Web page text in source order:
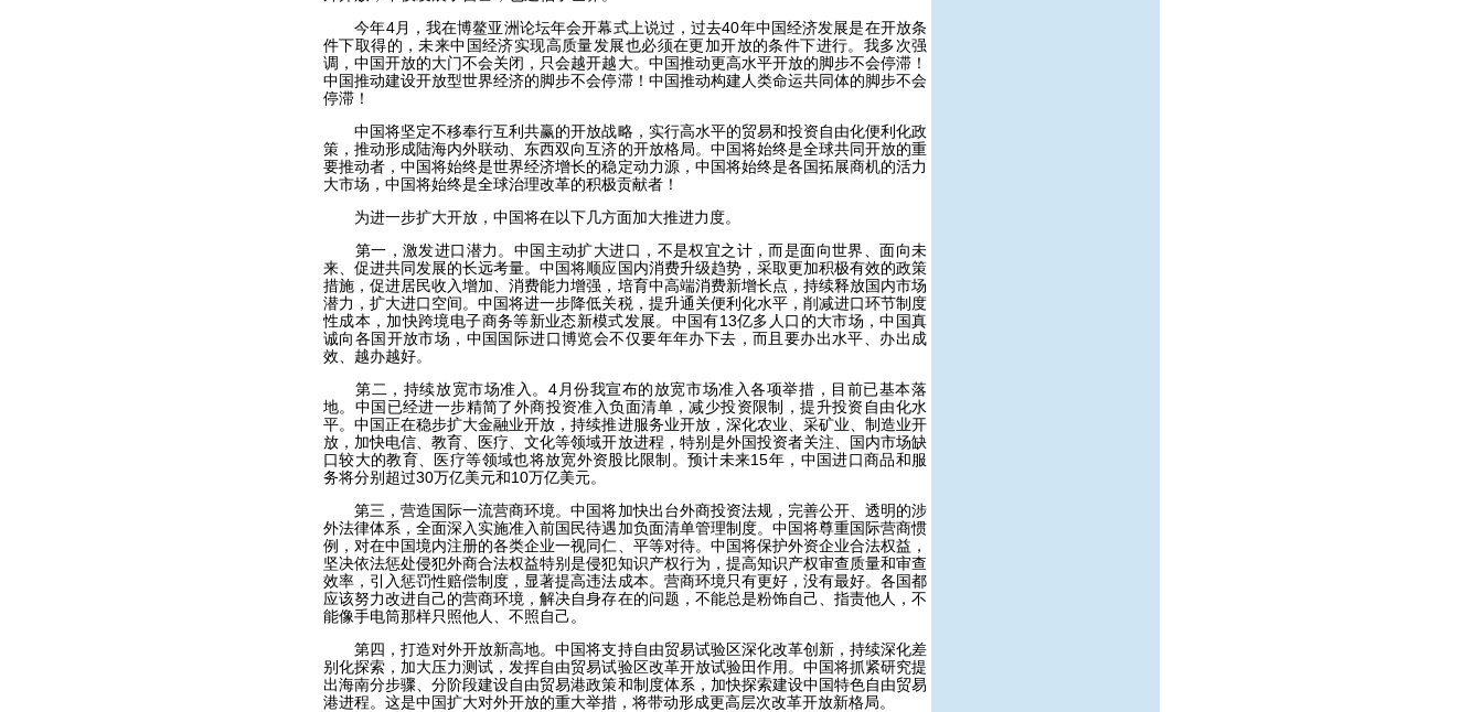
今年4月，我在博鳌亚洲论坛年会开幕式上说过，过去40年中国经济发展是在开放条
件下取得的，未来中国经济实现高质量发展也必须在更加开放的条件下进行。我多次强
调，中国开放的大门不会关闭，只会越开越大。中国推动更高水平开放的脚步不会停滞！
中国推动建设开放型世界经济的脚步不会停滞！中国推动构建人类命运共同体的脚步不会
停滞！
中国将坚定不移奉行互利共赢的开放战略，实行高水平的贸易和投资自由化便利化政
策，推动形成陆海内外联动、东西双向互济的开放格局。中国将始终是全球共同开放的重
要推动者，中国将始终是世界经济增长的稳定动力源，中国将始终是各国拓展商机的活力
大市场，中国将始终是全球治理改革的积极贡献者！
为进一步扩大开放，中国将在以下几方面加大推进力度。
第一，激发进口潜力。中国主动扩大进口，不是权宜之计，而是面向世界、面向未
来、促进共同发展的长远考量。中国将顺应国内消费升级趋势，采取更加积极有效的政策
措施，促进居民收入增加、消费能力增强，培育中高端消费新增长点，持续释放国内市场
潜力，扩大进口空间。中国将进一步降低关税，提升通关便利化水平，削减进口环节制度
性成本，加快跨境电子商务等新业态新模式发展。中国有13亿多人口的大市场，中国真
诚向各国开放市场，中国国际进口博览会不仅要年年办下去，而且要办出水平、办出成
效、越办越好。
第二，持续放宽市场准入。4月份我宣布的放宽市场准入各项举措，目前已基本落
地。中国已经进一步精简了外商投资准入负面清单，减少投资限制，提升投资自由化水
平。中国正在稳步扩大金融业开放，持续推进服务业开放，深化农业、采矿业、制造业开
放，加快电信、教育、医疗、文化等领域开放进程，特别是外国投资者关注、国内市场缺
口较大的教育、医疗等领域也将放宽外资股比限制。预计未来15年，中国进口商品和服
务将分别超过30万亿美元和10万亿美元。
第三，营造国际一流营商环境。中国将加快出台外商投资法规，完善公开、透明的涉
外法律体系，全面深入实施准入前国民待遇加负面清单管理制度。中国将尊重国际营商惯
例，对在中国境内注册的各类企业一视同仁、平等对待。中国将保护外资企业合法权益，
坚决依法惩处侵犯外商合法权益特别是侵犯知识产权行为，提高知识产权审查质量和审查
效率，引入惩罚性赔偿制度，显著提高违法成本。营商环境只有更好，没有最好。各国都
应该努力改进自己的营商环境，解决自身存在的问题，不能总是粉饰自己、指责他人，不
能像手电筒那样只照他人、不照自己。
第四，打造对外开放新高地。中国将支持自由贸易试验区深化改革创新，持续深化差
别化探索，加大压力测试，发挥自由贸易试验区改革开放试验田作用。中国将抓紧研究提
出海南分步骤、分阶段建设自由贸易港政策和制度体系，加快探索建设中国特色自由贸易
港进程。这是中国扩大对外开放的重大举措，将带动形成更高层次改革开放新格局。